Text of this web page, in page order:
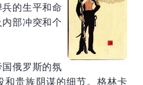
的生平和命
部冲突和个
俄罗斯的氛
和贵族阴谋的细节。格林卡